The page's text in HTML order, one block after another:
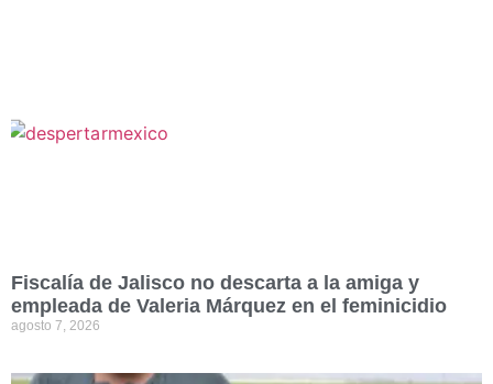
empleada de Valeria Márquez en el feminicidio
agosto 7, 2026